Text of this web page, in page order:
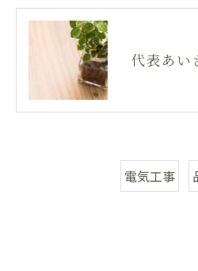
代表あい
電気工事